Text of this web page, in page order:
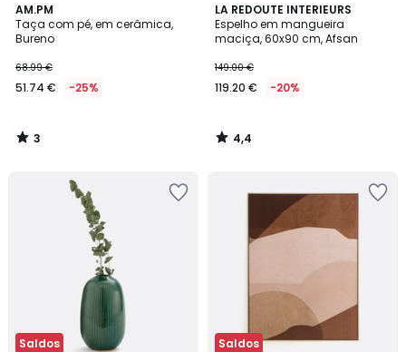
AM.PM
Taça com pé, em cerâmica,
Bureno
68.99 €
51.74 € -25%
3
/
5
3
/
LA REDOUTE INTERIEURS
Espelho em mangueira
maciça, 60x90 cm, Afsan
149.00 €
119.20 € -20%
4,4
/ 5
4,4
/
Saldos Saldos